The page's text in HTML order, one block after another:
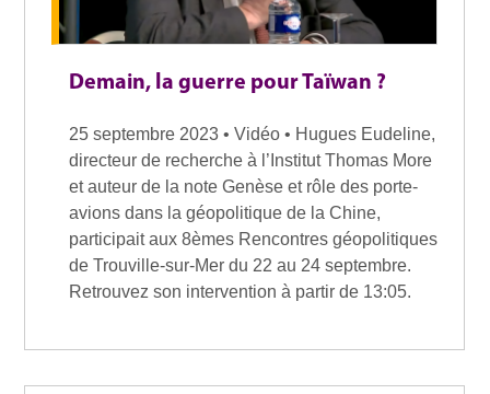
Demain, la guerre pour Taïwan ?
25 septembre 2023 • Vidéo • Hugues Eudeline,
directeur de recherche à l’Institut Thomas More
et auteur de la note Genèse et rôle des porte-
avions dans la géopolitique de la Chine,
participait aux 8èmes Rencontres géopolitiques
de Trouville-sur-Mer du 22 au 24 septembre.
Retrouvez son intervention à partir de 13:05.